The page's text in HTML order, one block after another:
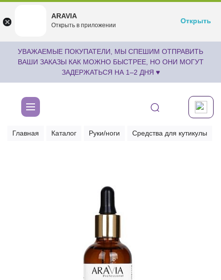
undefined
Бесплатноru.aravia.new
Открыть
УВАЖАЕМЫЕ ПОКУПАТЕЛИ, МЫ СПЕШИМ ОТПРАВИТЬ
ВАШИ ЗАКАЗЫ КАК МОЖНО БЫСТРЕЕ, НО ОНИ МОГУТ
ЗАДЕРЖАТЬСЯ НА 1–2 ДНЯ ♥
Главная Каталог Руки/ноги Средства для кутикулы
ARAVIA
Открыть в приложении
Открыть